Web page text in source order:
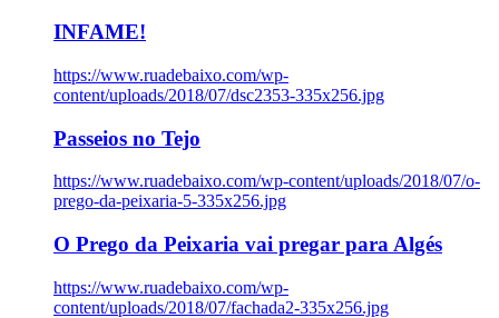
INFAME!
https://www.ruadebaixo.com/wp-
content/uploads/2018/07/dsc2353-335x256.jpg
Passeios no Tejo
https://www.ruadebaixo.com/wp-content/uploads/2018/07/o-
prego-da-peixaria-5-335x256.jpg
O Prego da Peixaria vai pregar para Algés
https://www.ruadebaixo.com/wp-
content/uploads/2018/07/fachada2-335x256.jpg